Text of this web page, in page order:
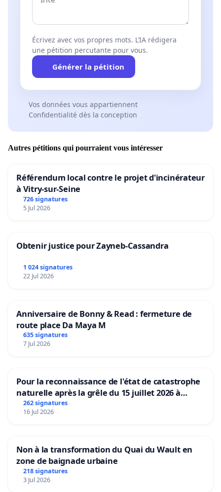
Écrivez avec vos propres mots. L’IA rédigera
une pétition percutante pour vous.
Générer la pétition
Vos données vous appartiennent
Confidentialité dès la conception
Autres pétitions qui pourraient vous intéresser
Référendum local contre le projet d'incinérateur
à Vitry-sur-Seine
726 signatures
5 Jul 2026
Obtenir justice pour Zayneb-Cassandra
1 024 signatures
22 Jul 2026
Anniversaire de Bonny & Read : fermeture de
route place Da Maya M
635 signatures
7 Jul 2026
Pour la reconnaissance de l'état de catastrophe
naturelle après la grêle du 15 juillet 2026 à
Aubenas et ses alentours
262 signatures
16 Jul 2026
Non à la transformation du Quai du Wault en
zone de baignade urbaine
218 signatures
3 Jul 2026